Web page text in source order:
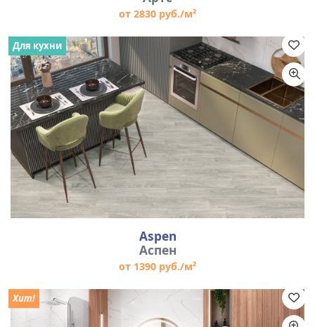
от 2830 руб./м²
Aspen
Аспен
от 1390 руб./м²
Для кухни
Хит!